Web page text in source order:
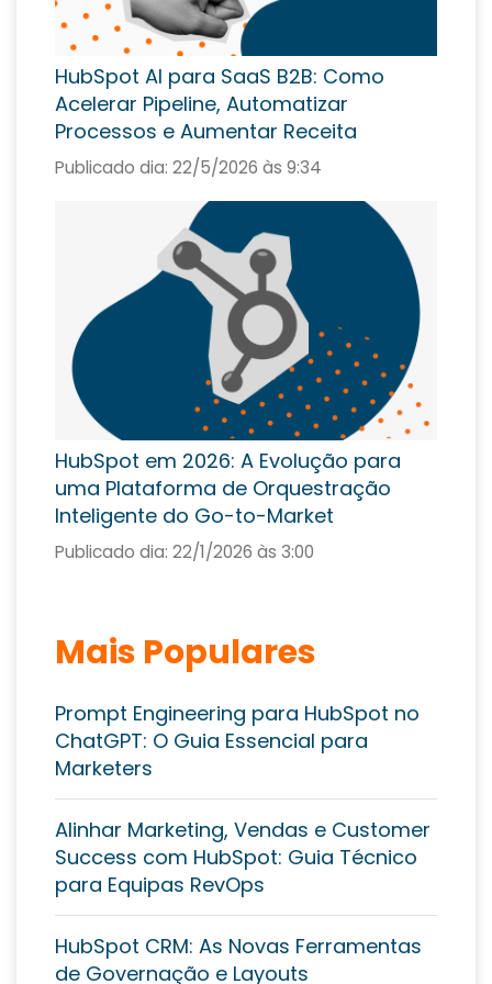
HubSpot AI para SaaS B2B: Como
Acelerar Pipeline, Automatizar
Processos e Aumentar Receita
Publicado dia: 22/5/2026 às 9:34
HubSpot em 2026: A Evolução para
uma Plataforma de Orquestração
Inteligente do Go-to-Market
Publicado dia: 22/1/2026 às 3:00
Mais Populares
Prompt Engineering para HubSpot no
ChatGPT: O Guia Essencial para
Marketers
Alinhar Marketing, Vendas e Customer
Success com HubSpot: Guia Técnico
para Equipas RevOps
HubSpot CRM: As Novas Ferramentas
de Governação e Layouts